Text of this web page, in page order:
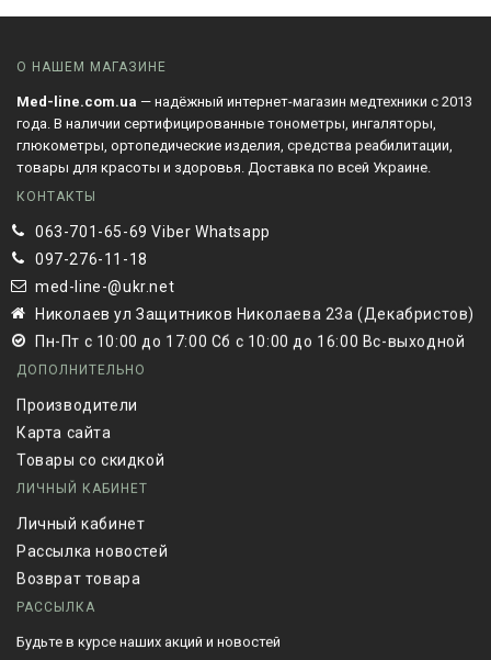
О НАШЕМ МАГАЗИНЕ
Med-line.com.ua — надёжный интернет-магазин медтехники с 2013
года. В наличии сертифицированные тонометры, ингаляторы,
глюкометры, ортопедические изделия, средства реабилитации,
товары для красоты и здоровья. Доставка по всей Украине.
КОНТАКТЫ
063-701-65-69 Viber Whatsapp
097-276-11-18
med-line-@ukr.net
Николаев ул Защитников Николаева 23а (Декабристов)
Пн-Пт с 10:00 до 17:00 Сб с 10:00 до 16:00 Вс-выходной
ДОПОЛНИТЕЛЬНО
Производители
Карта сайта
Товары со скидкой
ЛИЧНЫЙ КАБИНЕТ
Личный кабинет
Рассылка новостей
Возврат товара
РАССЫЛКА
Будьте в курсе наших акций и новостей